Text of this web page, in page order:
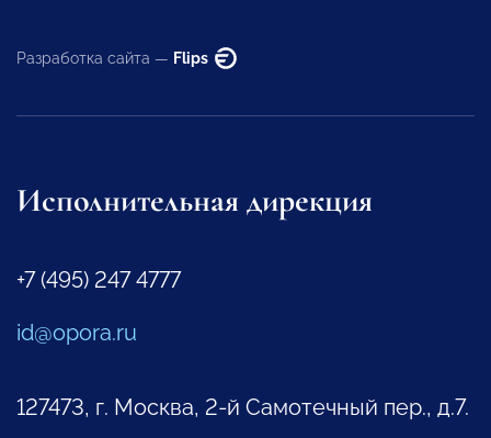
Разработка сайта — Flips
Исполнительная дирекция
+7 (495) 247 4777
id@opora.ru
127473, г. Москва, 2-й Самотечный пер., д.7.